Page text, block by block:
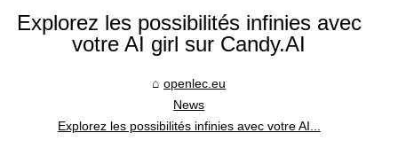
Explorez les possibilités infinies avec
votre AI girl sur Candy.AI
openlec.eu
News
Explorez les possibilités infinies avec votre AI...